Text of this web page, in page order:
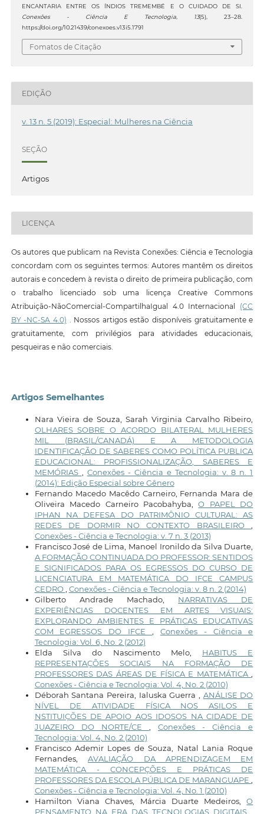
ENCANTARIA ENTRE OS ÍNDIOS TREMEMBÉ E O CUIDADO DE SI.
Conexões - Ciência E Tecnologia, 13(5), 23–28.
https://doi.org/10.21439/conexoes.v13i5.1791
Fomatos de Citação
EDIÇÃO
v. 13 n. 5 (2019): Especial: Mulheres na Ciência
SEÇÃO
Artigos
LICENÇA
Os autores que publicam na Revista Conexões: Ciência e Tecnologia
concordam com os seguintes termos: Autores mantêm os direitos
autorais e concedem à revista o direito de primeira publicação, com
o trabalho licenciado sob uma licença Creative Commons
Atribuição-NãoComercial-CompartilhaIgual 4.0 Internacional (CC
BY -NC-SA 4.0) . Nossos artigos estão disponíveis gratuitamente e
gratuitamente, com privilégios para atividades educacionais,
pesqueiras e não comerciais.
Artigos Semelhantes
Nara Vieira de Souza, Sarah Virginia Carvalho Ribeiro,
OLHARES SOBRE O ACORDO BILATERAL MULHERES
MIL (BRASIL/CANADÁ) E A METODOLOGIA
IDENTIFICAÇÃO DE SABERES COMO POLÍTICA PUBLICA
EDUCACIONAL: PROFISSIONALIZAÇÃO, SABERES E
MEMÓRIAS
Conexões - Ciência e Tecnologia: v. 8 n. 1
(2014): Edição Especial sobre Gênero
Fernando Macedo Macêdo Carneiro, Fernanda Mara de
Oliveira Macedo Carneiro Pacobahyba,O PAPEL DO
IPHAN NA DEFESA DO PATRIMÔNIO CULTURAL: AS
REDES DE DORMIR NO CONTEXTO BRASILEIRO
Conexões - Ciência e Tecnologia: v. 7 n. 3 (2013)
Francisco José de Lima, Manoel Ironildo da Silva Duarte,
A FORMAÇÃO CONTINUADA DO PROFESSOR: SENTIDOS
E SIGNIFICADOS PARA OS EGRESSOS DO CURSO DE
LICENCIATURA EM MATEMÁTICA DO IFCE CAMPUS
CEDRO Conexões - Ciência e Tecnologia: v. 8 n. 2 (2014)
Gilberto Andrade Machado, NARRATIVAS DE
EXPERIÊNCIAS DOCENTES EM ARTES VISUAIS:
EXPLORANDO AMBIENTES E PRÁTICAS EDUCATIVAS
COM EGRESSOS DO IFCE
Conexões - Ciência e
Tecnologia: Vol. 6, No. 2 (2012)
Elda Silva do Nascimento Melo, HABITUS E
REPRESENTAÇÕES SOCIAIS NA FORMAÇÃO DE
PROFESSORES DAS ÁREAS DE FÍSICA E MATEMÁTICA
Conexões - Ciência e Tecnologia: Vol. 4, No. 2 (2010)
Déborah Santana Pereira, Ialuska Guerra , ANÁLISE DO
NÍVEL DE ATIVIDADE FÍSICA NOS ASILOS E
NSTITUIÇÕES DE APOIO AOS IDOSOS NA CIDADE DE
JUAZEIRO DO NORTE/CE
,Conexões - Ciência e
Tecnologia: Vol. 4, No. 2 (2010)
Francisco Ademir Lopes de Souza, Natal Lania Roque
Fernandes,AVALIAÇÃO DA APRENDIZAGEM EM
MATEMÁTICA - CONCEPÇÕES E PRÁTICAS DE
PROFESSORES DA ESCOLA PÚBLICA DE MARANGUAPE
Conexões - Ciência e Tecnologia: Vol. 4, No. 1 (2010)
Hamilton Viana Chaves, Márcia Duarte Medeiros,O
PENSAMENTO NA ERA DAS TECNOLOGIAS DIGITAIS